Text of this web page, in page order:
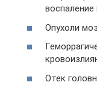
Опухоли
Отек